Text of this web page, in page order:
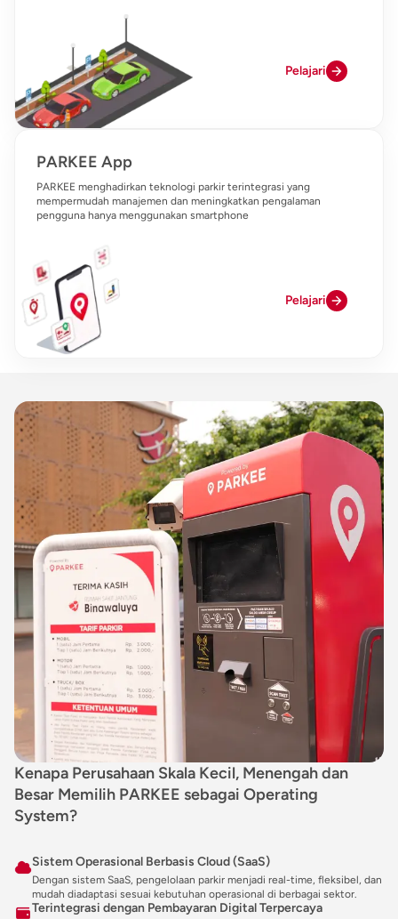
Pelajari
PARKEE App
PARKEE menghadirkan teknologi parkir terintegrasi yang
mempermudah manajemen dan meningkatkan pengalaman
pengguna hanya menggunakan smartphone
Pelajari
Kenapa Perusahaan Skala Kecil, Menengah dan
Besar Memilih PARKEE sebagai Operating
System?
Sistem Operasional Berbasis Cloud (SaaS)
Dengan sistem SaaS, pengelolaan parkir menjadi real-time, fleksibel, dan
mudah diadaptasi sesuai kebutuhan operasional di berbagai sektor.
Terintegrasi dengan Pembayaran Digital Terpercaya